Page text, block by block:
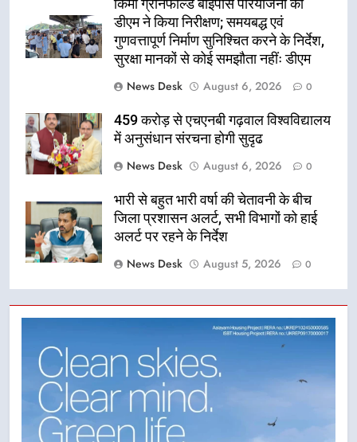
किमी ग्रीनफील्ड बाईपास परियोजना का
डीएम ने किया निरीक्षण; समयबद्ध एवं
गुणवत्तापूर्ण निर्माण सुनिश्चित करने के निर्देश,
सुरक्षा मानकों से कोई समझौता नहींः डीएम
News Desk
August 6, 2026 0
459 करोड़ से एचएनबी गढ़वाल विश्वविद्यालय
में अनुसंधान संरचना होगी सुदृढ
News Desk
August 6, 2026 0
भारी से बहुत भारी वर्षा की चेतावनी के बीच
जिला प्रशासन अलर्ट, सभी विभागों को हाई
अलर्ट पर रहने के निर्देश
News Desk
August 5, 2026 0